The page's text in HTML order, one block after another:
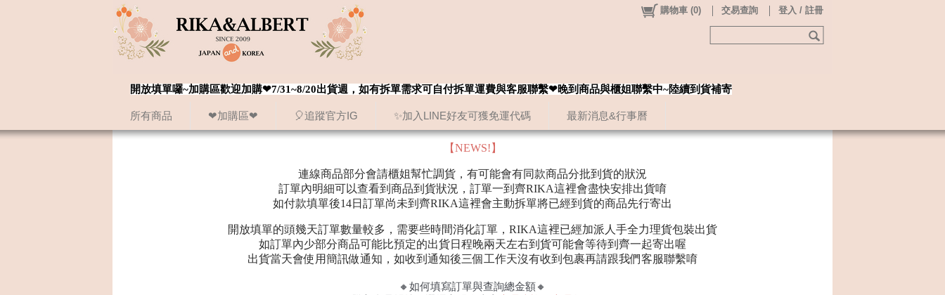
所有商品 ❤加購區❤ 🎈追蹤官方IG ✨加入LINE好友可獲免運代碼 最新消息&行事曆
購物車 (0) 交易查詢 登入 / 註冊
開放填單囉~加購區歡迎加購❤7/31~8/20出貨週，如有拆單需求可自付拆單運費與客服聯繫❤晚到商品與櫃姐聯繫中~陸續到貨補寄